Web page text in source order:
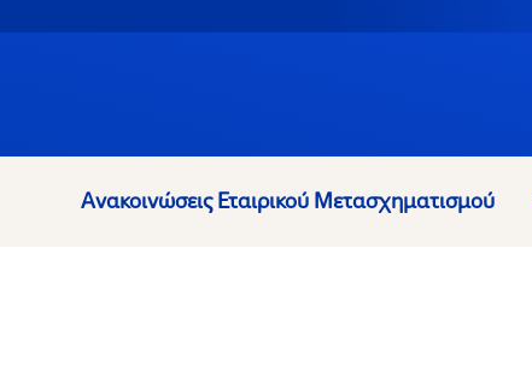
Ανακοινώσεις Εταιρικού Μετασχηματισμού